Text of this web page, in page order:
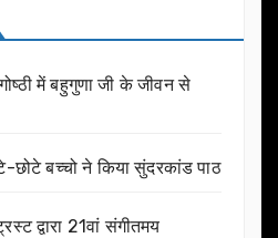
में बहुगुणा जी के जीवन से
छोटे बच्चो ने किया सुंदरकांड पाठ
द्वारा 21वां संगीतमय